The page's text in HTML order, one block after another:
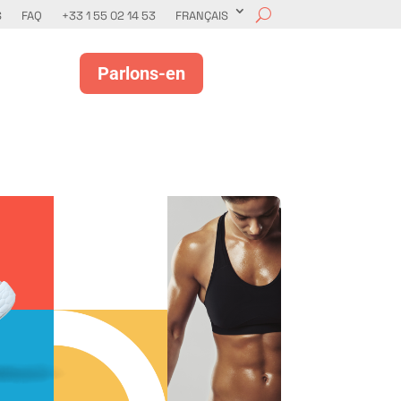
FAQ +33 1 55 02 14 53 FRANÇAIS
Parlons-en